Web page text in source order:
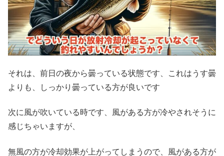
それは、前日の夜から曇っている状態です、これはうす曇
よりも、しっかり曇っている方が良いです
次に風が吹いている時です、風がある方が冷やされそうに
感じちゃいますが、
無風の方が冷却効果が上がってしまうので、風がある方が